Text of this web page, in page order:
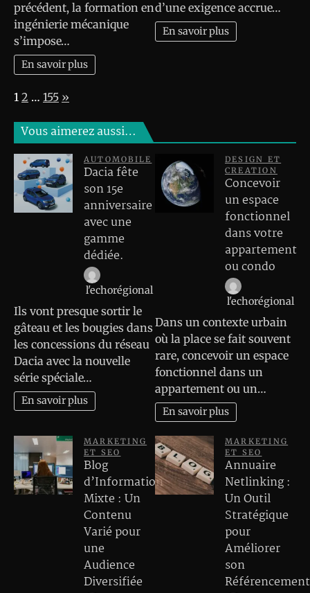
précédent, la formation en
ingénierie mécanique
s’impose…
En savoir plus
d’une exigence accrue…
En savoir plus
Page:
1 2 … 155 Next
»
Vous aimerez aussi…
AUTOMOBILE
Dacia fête
son 15e
anniversaire
avec une
gamme
dédiée.
l'echorégional
Ils vont presque sortir le
gâteau et les bougies dans
les concessions du réseau
Dacia avec la nouvelle
série spéciale…
En savoir plus
DESIGN ET
CREATION
Concevoir
un espace
fonctionnel
dans votre
appartement
ou condo
l'echorégional
Dans un contexte urbain
où la place se fait souvent
rare, concevoir un espace
fonctionnel dans un
appartement ou un…
En savoir plus
MARKETING
ET SEO
Blog
d’Information
Mixte : Un
Contenu
Varié pour
une
Audience
Diversifiée
MARKETING
ET SEO
Annuaire
Netlinking :
Un Outil
Stratégique
pour
Améliorer
son
Référencement